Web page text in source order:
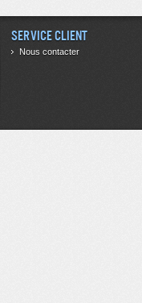
Service client
Nous contacter